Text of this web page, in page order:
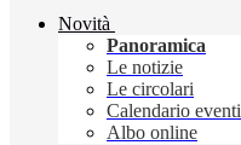
Novità
Panoramica
Le notizie
Le circolari
Calendario eventi
Albo online